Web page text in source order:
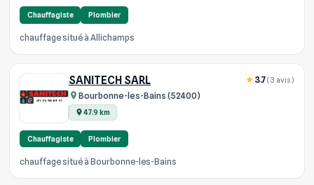
Chauffagiste Plombier
chauffage situé à Allichamps
SANITECH SARL
Bourbonne-les-Bains (52400)
47.9 km
3.7(3 avis)
Chauffagiste Plombier
chauffage situé à Bourbonne-les-Bains